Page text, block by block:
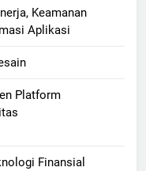
Keamanan
Aplikasi
Platform
Finansial